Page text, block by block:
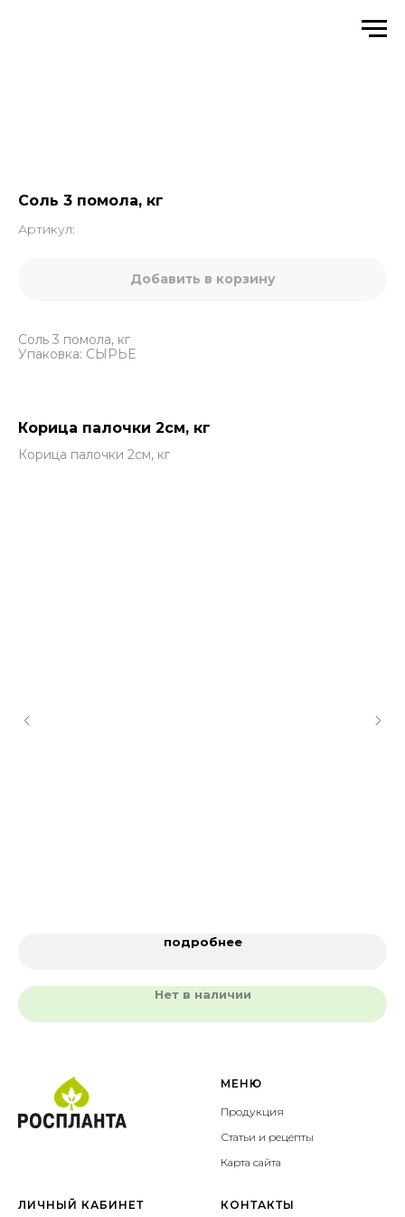
Соль 3 помола, кг
Артикул:
Добавить в корзину
Соль 3 помола, кг
Упаковка: СЫРЬЕ
Корица палочки 2см, кг
Корица палочки 2см, кг
подробнее
Нет в наличии
МЕНЮ
Продукция
Статьи и рецепты
Карта сайта
ЛИЧНЫЙ КАБИНЕТ КОНТАКТЫ